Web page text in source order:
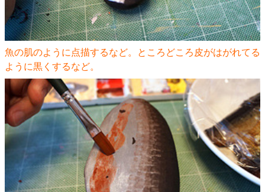
魚の肌のように点描するなど。ところどころ皮がはがれてる
ように黒くするなど。